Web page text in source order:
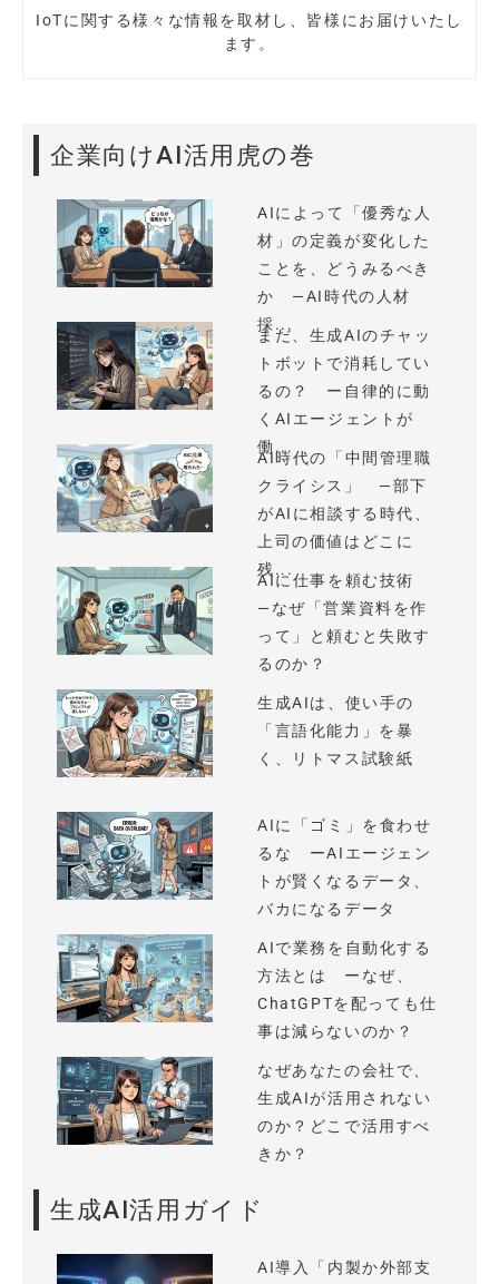
IoTに関する様々な情報を取材し、皆様にお届けいたし
ます。
企業向けAI活用虎の巻
AIによって「優秀な人
材」の定義が変化した
ことを、どうみるべき
か —AI時代の人材
採...
まだ、生成AIのチャッ
トボットで消耗してい
るの？ ー自律的に動
くAIエージェントが
働...
AI時代の「中間管理職
クライシス」 —部下
がAIに相談する時代、
上司の価値はどこに
残...
AIに仕事を頼む技術
—なぜ「営業資料を作
って」と頼むと失敗す
るのか？
生成AIは、使い手の
「言語化能力」を暴
く、リトマス試験紙
AIに「ゴミ」を食わせ
るな ーAIエージェン
トが賢くなるデータ、
バカになるデータ
AIで業務を自動化する
方法とは ーなぜ、
ChatGPTを配っても仕
事は減らないのか？
なぜあなたの会社で、
生成AIが活用されない
のか？どこで活用すべ
きか？
生成AI活用ガイド
AI導入「内製か外部支